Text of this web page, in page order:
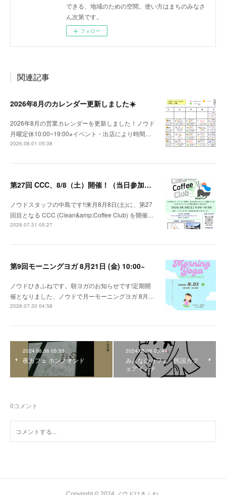
できる、地域のための空間。使い方はまちのみなさ
ん次第です。
フォロー
関連記事
2026年8月のカレンダー更新しました☀️
2026年8月の営業カレンダーを更新しました！ノウド
月曜定休10:00~19:00※イベント・出店により時間…
2026.08.01 05:38
第27回 CCC、8/8（土）開催！（当日参加OK)
ノウドスタッフの中島です!!来月8月8日(土)に、第27
回目となる CCC (Clean&amp;Coffee Club) を開催…
2026.07.31 05:27
第9回モーニングヨガ 8月21日 (金) 10:00~
ノウドひきふねです。朝ヨガのお知らせです!定期開
催となりました、ノウドで月ーモーニングヨガ 8月…
2026.07.30 04:58
2024.08.06 05:55
夜カフェ ホンノオンド
2024.08.06 05:44
みんなのカフェ 民謡カフ
ェアイノテ
0コメント